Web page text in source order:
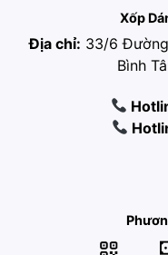
Xốp
Địa chỉ: 33/6
Bình